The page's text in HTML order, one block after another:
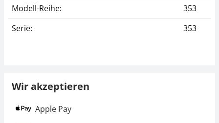
Modell-Reihe:
353
Serie:
353
Wir akzeptieren
Apple Pay